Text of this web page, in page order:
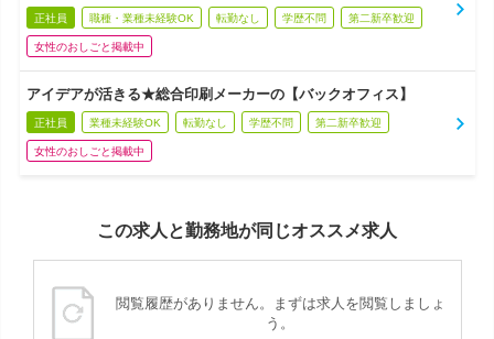
正社員 職種・業種未経験OK 転勤なし 学歴不問 第二新卒歓迎
女性のおしごと掲載中
アイデアが活きる★総合印刷メーカーの【バックオフィス】
正社員 業種未経験OK 転勤なし 学歴不問 第二新卒歓迎
女性のおしごと掲載中
この求人と勤務地が同じオススメ求人
閲覧履歴がありません。まずは求人を閲覧しましょ
う。